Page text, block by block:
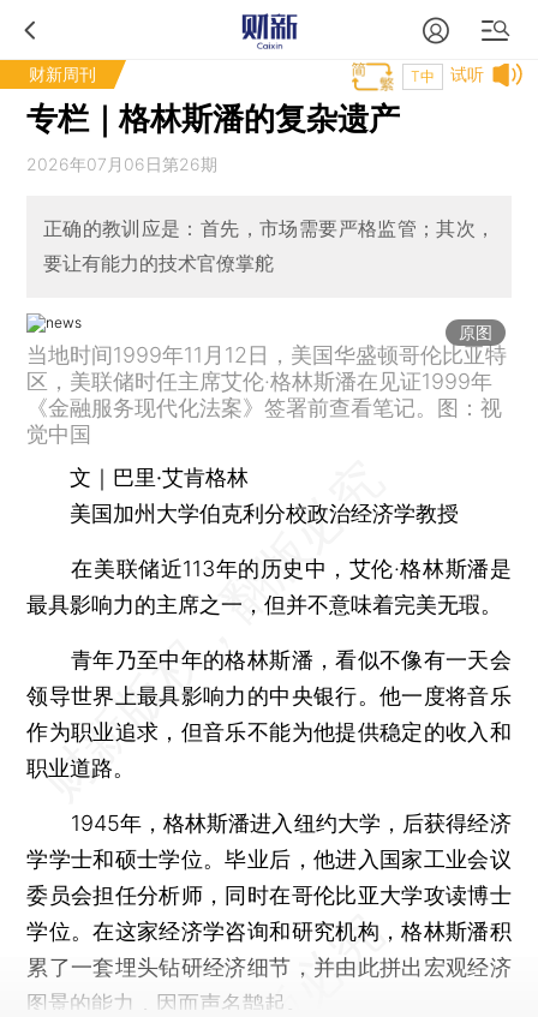
财新周刊 试听
T中
专栏｜格林斯潘的复杂遗产
2026年07月06日第26期
正确的教训应是：首先，市场需要严格监管；其次，
要让有能力的技术官僚掌舵
原图
当地时间1999年11月12日，美国华盛顿哥伦比亚特
区，美联储时任主席艾伦·格林斯潘在见证1999年
《金融服务现代化法案》签署前查看笔记。图：视
觉中国
文｜巴里·艾肯格林
美国加州大学伯克利分校政治经济学教授
在美联储近113年的历史中，艾伦·格林斯潘是
最具影响力的主席之一，但并不意味着完美无瑕。
青年乃至中年的格林斯潘，看似不像有一天会
领导世界上最具影响力的中央银行。他一度将音乐
作为职业追求，但音乐不能为他提供稳定的收入和
职业道路。
1945年，格林斯潘进入纽约大学，后获得经济
学学士和硕士学位。毕业后，他进入国家工业会议
委员会担任分析师，同时在哥伦比亚大学攻读博士
学位。在这家经济学咨询和研究机构，格林斯潘积
累了一套埋头钻研经济细节，并由此拼出宏观经济
图景的能力，因而声名鹊起。